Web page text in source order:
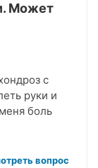
Может
с
руки и
боль
вопрос